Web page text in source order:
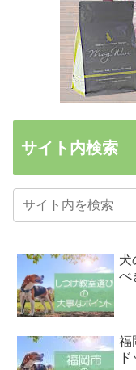
サイト内検索
犬
べ
福